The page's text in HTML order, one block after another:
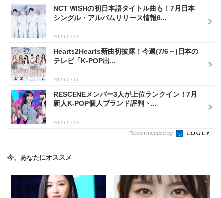
NCT WISHの初日本語タイトル曲も！7月日本
シングル・アルバムリリース情報6...
2026.07.03
Hearts2Hearts新曲初披露！今週(7/6～)日本の
テレビ「K-POP出...
2026.07.06
RESCENEメンバー3人が上位ランクイン！7月
新人K-POP個人ブランド評判ト...
2026.07.03
Recommended by
今、あなたにオススメ